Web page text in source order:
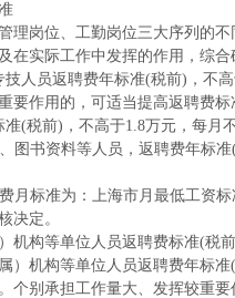
理岗位、工勤岗位三大序列的
在实际工作中发挥的作用，综
技人员返聘费年标准(税前)，不
要作用的，可适当提高返聘费标
准(税前)，不高于1.8万元，每月
图书资料等人员，返聘费年标准
月标准为：上海市月最低工资标
决定。
机构等单位人员返聘费标准(税
）机构等单位人员返聘费年标准
个别承担工作量大、发挥较重